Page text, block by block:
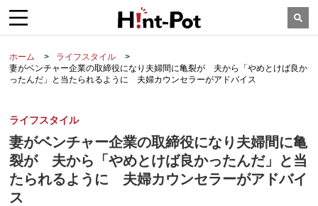
ホーム
ライフスタイル
妻がベンチャー企業の取締役になり夫婦間に亀裂が 夫から「やめとけば良か
ったんだ」と当たられるように 夫婦カウンセラーがアドバイス
ライフスタイル
妻がベンチャー企業の取締役になり夫婦間に亀
裂が 夫から「やめとけば良かったんだ」と当
たられるように 夫婦カウンセラーがアドバイ
ス